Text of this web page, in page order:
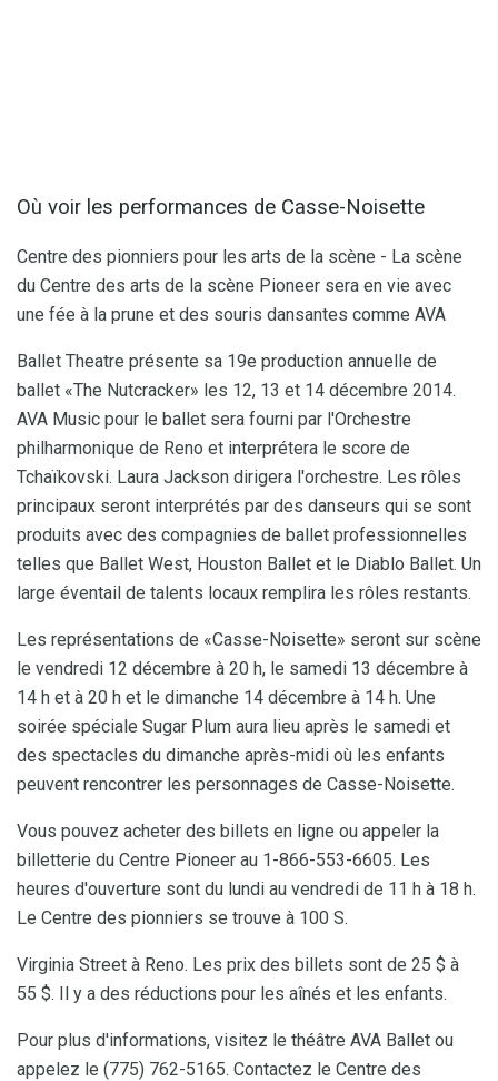
Où voir les performances de Casse-Noisette
Centre des pionniers pour les arts de la scène - La scène
du Centre des arts de la scène Pioneer sera en vie avec
une fée à la prune et des souris dansantes comme AVA
Ballet Theatre présente sa 19e production annuelle de
ballet «The Nutcracker» les 12, 13 et 14 décembre 2014.
AVA Music pour le ballet sera fourni par l'Orchestre
philharmonique de Reno et interprétera le score de
Tchaïkovski. Laura Jackson dirigera l'orchestre. Les rôles
principaux seront interprétés par des danseurs qui se sont
produits avec des compagnies de ballet professionnelles
telles que Ballet West, Houston Ballet et le Diablo Ballet. Un
large éventail de talents locaux remplira les rôles restants.
Les représentations de «Casse-Noisette» seront sur scène
le vendredi 12 décembre à 20 h, le samedi 13 décembre à
14 h et à 20 h et le dimanche 14 décembre à 14 h. Une
soirée spéciale Sugar Plum aura lieu après le samedi et
des spectacles du dimanche après-midi où les enfants
peuvent rencontrer les personnages de Casse-Noisette.
Vous pouvez acheter des billets en ligne ou appeler la
billetterie du Centre Pioneer au 1-866-553-6605. Les
heures d'ouverture sont du lundi au vendredi de 11 h à 18 h.
Le Centre des pionniers se trouve à 100 S.
Virginia Street à Reno. Les prix des billets sont de 25 $ à
55 $. Il y a des réductions pour les aînés et les enfants.
Pour plus d'informations, visitez le théâtre AVA Ballet ou
appelez le (775) 762-5165. Contactez le Centre des